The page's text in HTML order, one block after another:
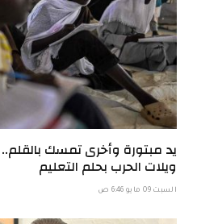
يد مبتورة وأخرى تمسك
ويلات الحرب بحلم التعليم
السبت 09 مايو 6:46 ص